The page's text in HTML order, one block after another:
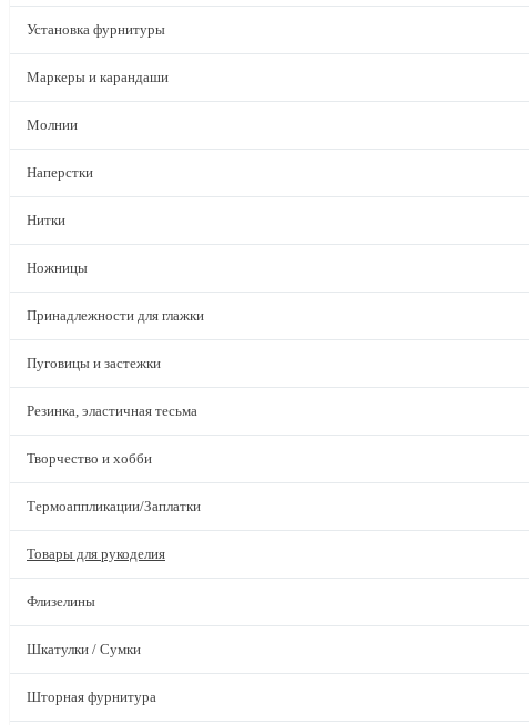
Установка фурнитуры
Маркеры и карандаши
Молнии
Наперстки
Нитки
Ножницы
Принадлежности для глажки
Пуговицы и застежки
Резинка, эластичная тесьма
Творчество и хобби
Термоаппликации/Заплатки
Товары для рукоделия
Флизелины
Шкатулки / Сумки
Шторная фурнитура